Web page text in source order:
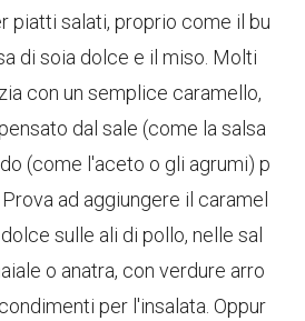
piatti salati, proprio come il bu
di soia dolce e il miso. Molti
con un semplice caramello,
dal sale (come la salsa
(come l'aceto o gli agrumi) p
ad aggiungere il caramel
sulle ali di pollo, nelle sal
o anatra, con verdure arro
per l'insalata. Oppur